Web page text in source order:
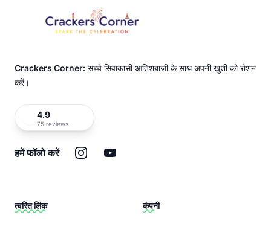
Crackers Corner: सच्चे सिवाकासी आतिशबाजी के साथ अपनी खुशी को रोशन
करें।
4.9
75 reviews
हमें फॉलो करें इंस्टाग्रामयूट्यूब
त्वरित लिंक कंपनी